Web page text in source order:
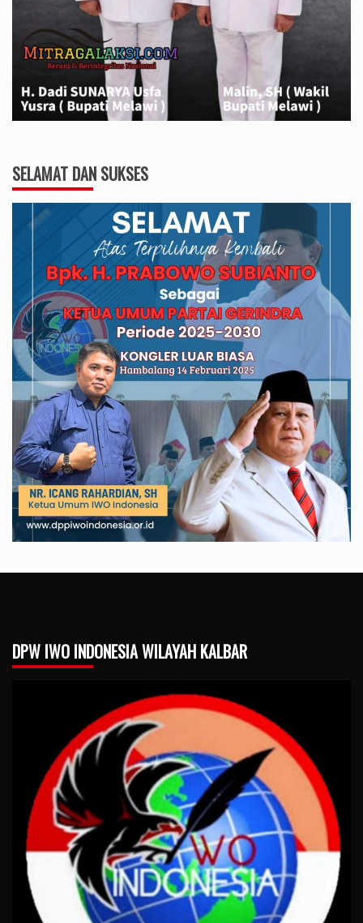
SELAMAT DAN SUKSES
DPW IWO INDONESIA WILAYAH KALBAR